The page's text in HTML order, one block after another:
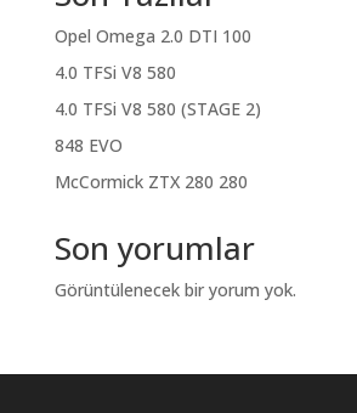
Opel Omega 2.0 DTI 100
4.0 TFSi V8 580
4.0 TFSi V8 580 (STAGE 2)
848 EVO
McCormick ZTX 280 280
Son yorumlar
Görüntülenecek bir yorum yok.